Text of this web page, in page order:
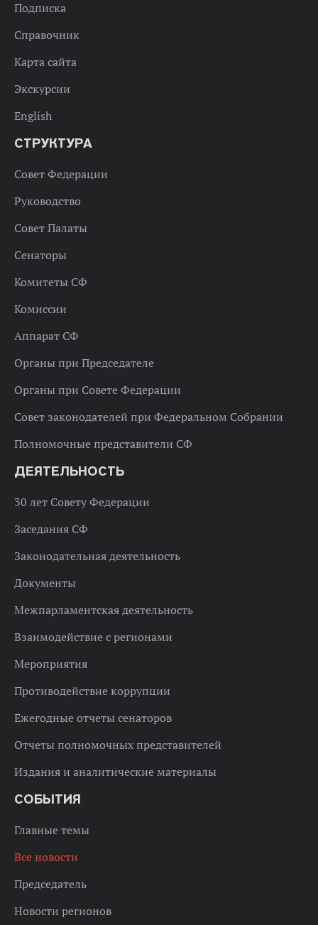
Подписка
Справочник
Карта сайта
Экскурсии
English
СТРУКТУРА
Совет Федерации
Руководство
Совет Палаты
Сенаторы
Комитеты СФ
Комиссии
Аппарат СФ
Органы при Председателе
Органы при Совете Федерации
Совет законодателей при Федеральном Собрании
Полномочные представители СФ
ДЕЯТЕЛЬНОСТЬ
30 лет Совету Федерации
Заседания СФ
Законодательная деятельность
Документы
Межпарламентская деятельность
Взаимодействие с регионами
Мероприятия
Противодействие коррупции
Ежегодные отчеты сенаторов
Отчеты полномочных представителей
Издания и аналитические материалы
СОБЫТИЯ
Главные темы
Все новости
Председатель
Новости регионов